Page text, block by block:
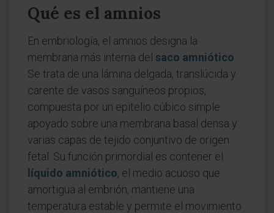
Qué es el amnios
En embriología, el amnios designa la
membrana más interna del saco amniótico
Se trata de una lámina delgada, translúcida y
carente de vasos sanguíneos propios,
compuesta por un epitelio cúbico simple
apoyado sobre una membrana basal densa y
varias capas de tejido conjuntivo de origen
fetal. Su función primordial es contener el
líquido amniótico, el medio acuoso que
amortigua al embrión, mantiene una
temperatura estable y permite el movimiento